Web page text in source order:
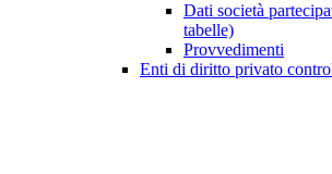
Dati società
tabelle)
Provvedimenti
Enti di diritto privato